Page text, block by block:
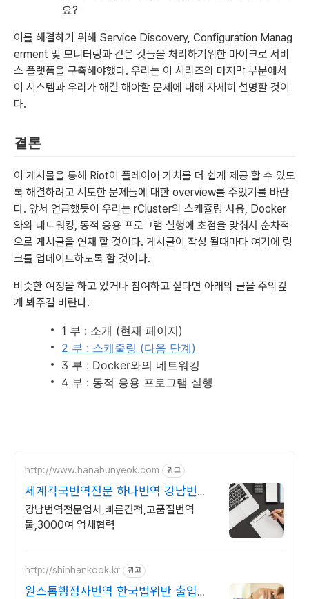
요?
이를 해결하기 위해 Service Discovery, Configuration Manag
erment 및 모니터링과 같은 것들을 처리하기위한 마이크로 서비
스 플랫폼을 구축해야했다. 우리는 이 시리즈의 마지막 부분에서
이 시스템과 우리가 해결 해야할 문제에 대해 자세히 설명할 것이
다.
결론
이 게시물을 통해 Riot이 플레이어 가치를 더 쉽게 제공 할 수 있도
록 해결하려고 시도한 문제들에 대한 overview를 주었기를 바란
다. 앞서 언급했듯이 우리는 rCluster의 스케쥴링 사용, Docker
와의 네트워킹, 동적 응용 프로그램 실행에 초점을 맞춰서 순차적
으로 게시글을 연재 할 것이다. 게시글이 작성 될때마다 여기에 링
크를 업데이트하도록 할 것이다.
비슷한 여정을 하고 있거나 참여하고 싶다면 아래의 글을 주의깊
게 봐주길 바란다.
1 부 : 소개 (현재 페이지)
2 부 : 스케줄링 (다음 단계)
3 부 : Docker와의 네트워킹
4 부 : 동적 응용 프로그램 실행
http://www.hanabunyeok.com 광고
세계각국번역전문 하나번역 강남번역
전문 고품질 번역
강남번역전문업체,빠른견적,고품질번역
물,3000여 업체협력
http://shinhankook.kr 광고
원스톱행정사번역 한국법위반 출입국